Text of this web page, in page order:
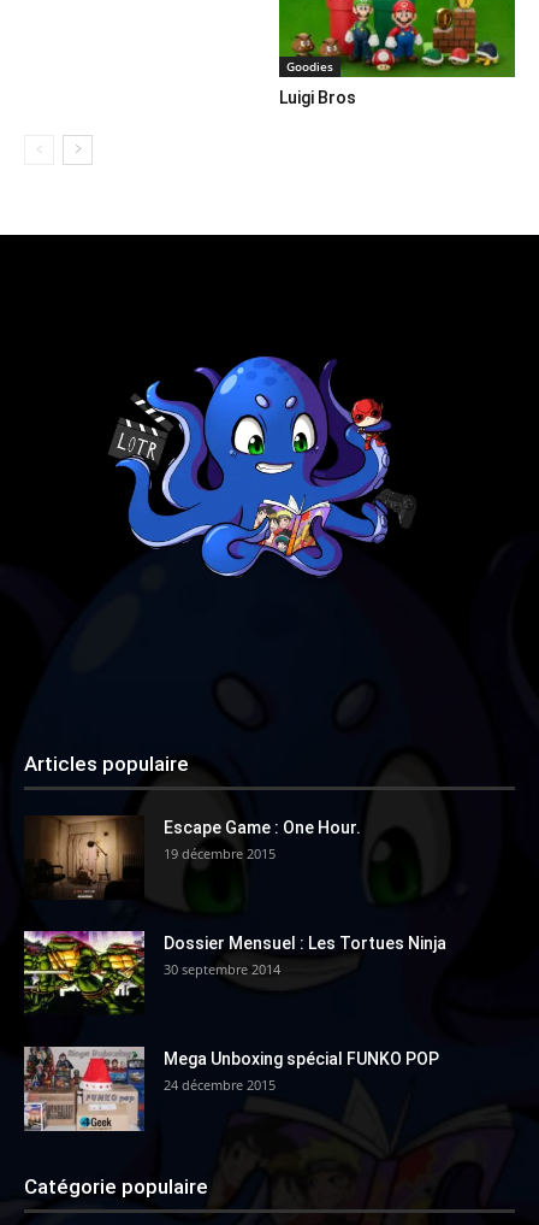
Goodies
Luigi Bros
Articles populaire
Escape Game : One Hour.
19 décembre 2015
Dossier Mensuel : Les Tortues Ninja
30 septembre 2014
Mega Unboxing spécial FUNKO POP
24 décembre 2015
Catégorie populaire